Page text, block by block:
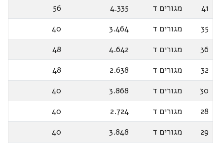
41
מגורים ד 4.335
56
35
מגורים ד 3.464
40
36
מגורים ד 4.642
48
32
מגורים ד 2.638
48
30
מגורים ד 3.868
40
28
מגורים ד 2.724
40
29
מגורים ד 3.848
40